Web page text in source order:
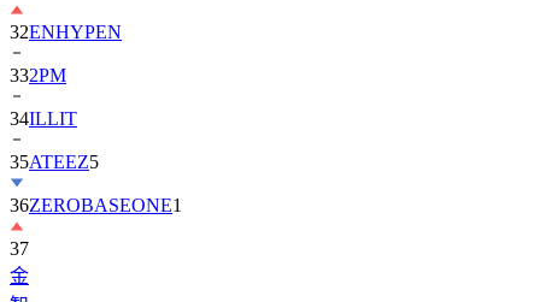
332PM
34ILLIT
35ATEEZ
36ZEROBASEONE
37
金
智
媛